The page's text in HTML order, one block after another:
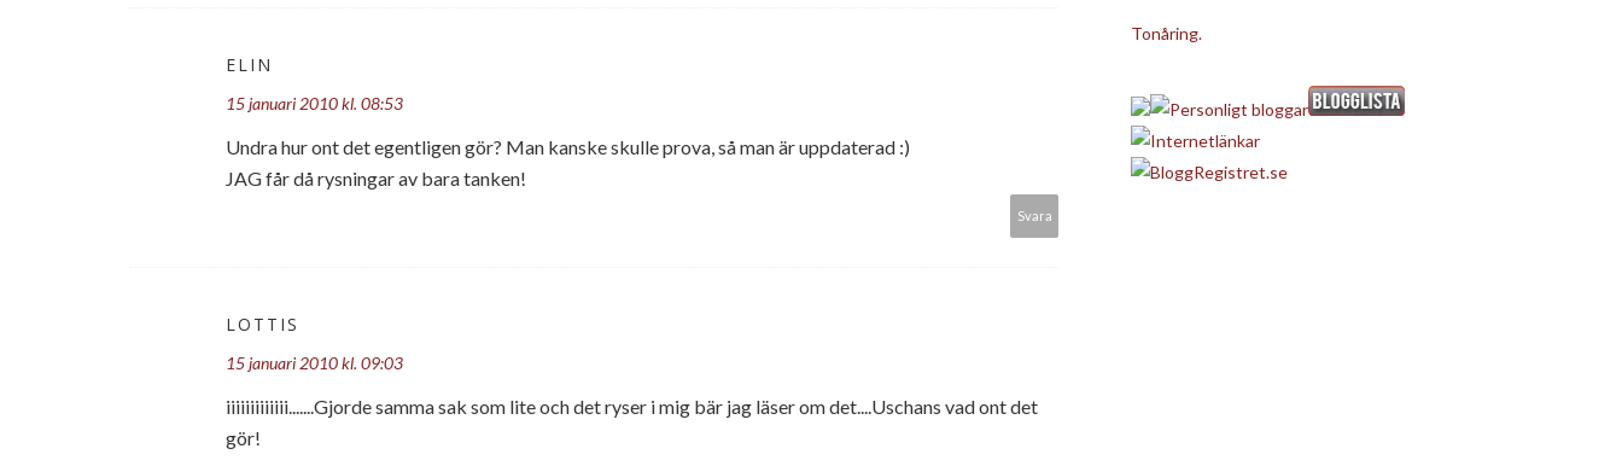
ELIN
15 januari 2010 kl. 08:53
Undra hur ont det egentligen gör? Man kanske skulle prova, så man är uppdaterad :)
JAG får då rysningar av bara tanken!
Svara
LOTTIS
15 januari 2010 kl. 09:03
iiiiiiiiiiiii.......Gjorde samma sak som lite och det ryser i mig bär jag läser om det....Uschans vad ont det
gör!
Tonåring.